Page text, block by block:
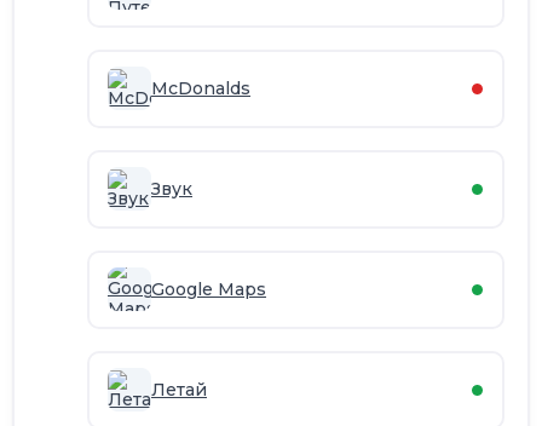
McDonalds
Звук
Google Maps
Летай